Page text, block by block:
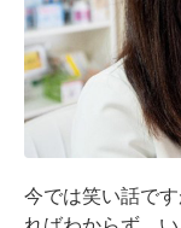
今では笑い話で